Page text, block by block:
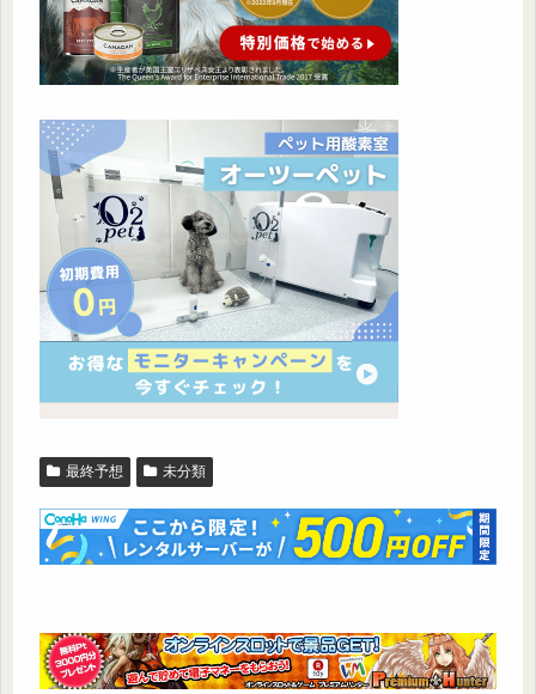
最終予想 未分類